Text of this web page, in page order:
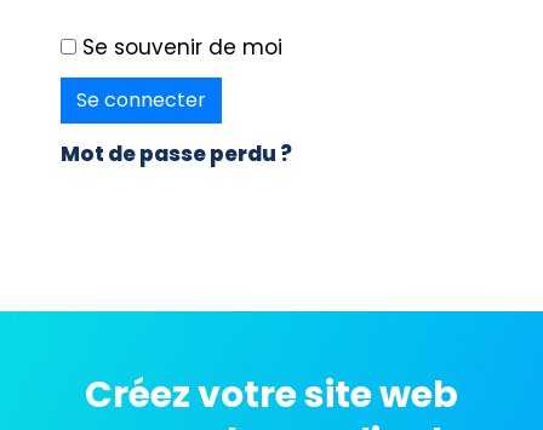
Se souvenir de moi
Se connecter
Mot de passe perdu ?
Créez votre site web